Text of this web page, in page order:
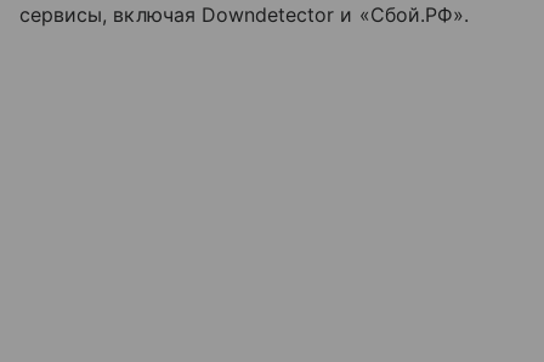
сервисы, включая Downdetector и «Сбой.РФ».